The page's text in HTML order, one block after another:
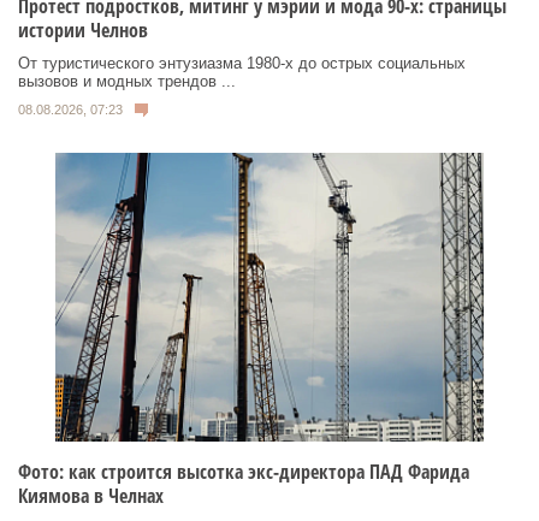
Протест подростков, митинг у мэрии и мода 90-х: страницы
истории Челнов
От туристического энтузиазма 1980‑х до острых социальных
вызовов и модных трендов ...
08.08.2026, 07:23
Фото: как строится высотка экс-директора ПАД Фарида
Киямова в Челнах